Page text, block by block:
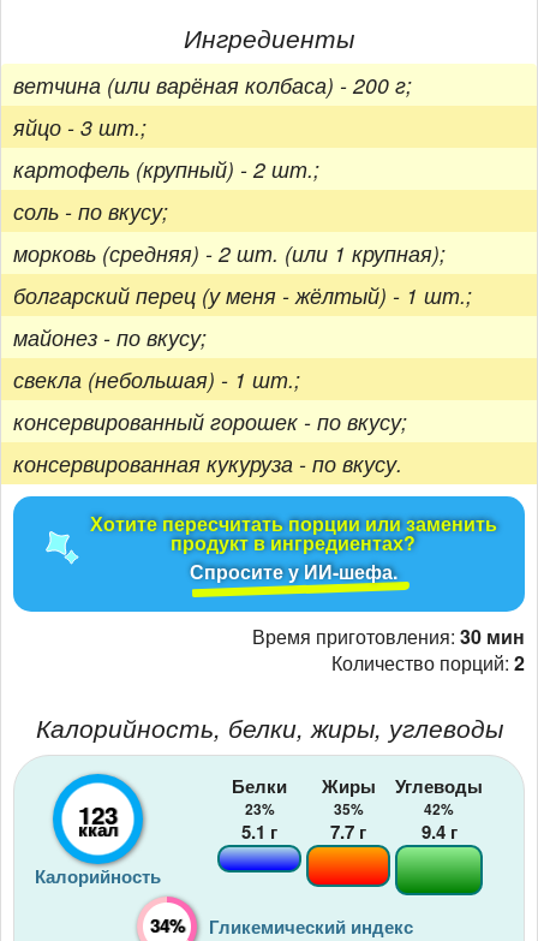
Ингредиенты
ветчина (или варёная колбаса) - 200 г;
яйцо - 3 шт.;
картофель (крупный) - 2 шт.;
соль - по вкусу;
морковь (средняя) - 2 шт. (или 1 крупная);
болгарский перец (у меня - жёлтый) - 1 шт.;
майонез - по вкусу;
свекла (небольшая) - 1 шт.;
консервированный горошек - по вкусу;
консервированная кукуруза - по вкусу.
Хотите пересчитать порции или заменить
продукт в ингредиентах?
Спросите у ИИ-шефа.
Время приготовления: 30 мин
Количество порций: 2
Калорийность, белки, жиры, углеводы
123
ккал
Калорийность
Белки
23%
5.1 г
Жиры
35%
7.7 г
Углеводы
42%
9.4г
34% Гликемический индекс